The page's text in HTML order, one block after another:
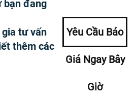
bạn đang
tư vấn
thêm các
Yêu Cầu Báo
Giá Ngay Bây
Giờ